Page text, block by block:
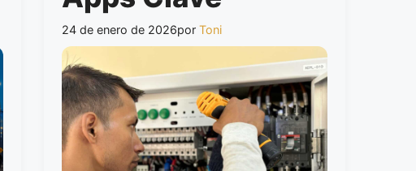
24 de enero de 2026por Toni